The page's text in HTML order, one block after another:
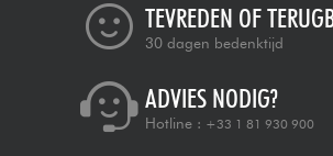
TEVREDEN OF
30 dagen bedenktijd
ADVIES NODIG?
Hotline : +33 1 81 930 900